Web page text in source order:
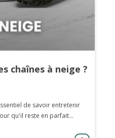
chaînes à neige ?
de savoir entretenir
qu'il reste en parfait...